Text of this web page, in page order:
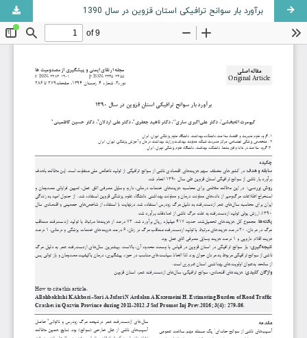
برآورد بار سوانح ترافیکی استان قزوین در سال 1390